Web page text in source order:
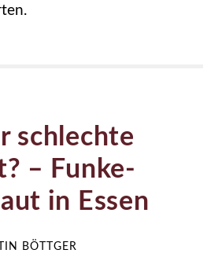
schlechte
– Funke-
in Essen
BÖTTGER